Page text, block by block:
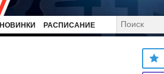
НОВИНКИ РАСПИСАНИЕ